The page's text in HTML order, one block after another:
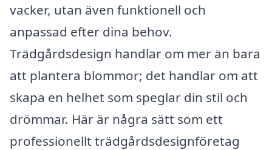
vacker, utan även funktionell och
anpassad efter dina behov.
Trädgårdsdesign handlar om mer än bara
att plantera blommor; det handlar om att
skapa en helhet som speglar din stil och
drömmar. Här är några sätt som ett
professionellt trädgårdsdesignföretag